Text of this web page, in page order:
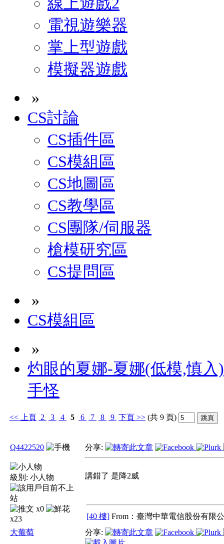
電視遊樂器
掌上型遊戲
模擬器遊戲
»
CS討論
CS插件區
CS模組區
CS地圖區
CS教學區
CS團隊/伺服器
槍模研究區
CS提問區
»
CS模組區
»
灼眼的夏娜-夏娜(低模,慎
手怪
<< 上頁 2 3 4 5 6 7 8 9 下頁 >> (共 9 頁)
Q4422520
級別: 小人物
x0
x23
分享:
講錯了 是降2威
[40 樓] From：臺灣中華電信股份有限
大葡萄
分享: